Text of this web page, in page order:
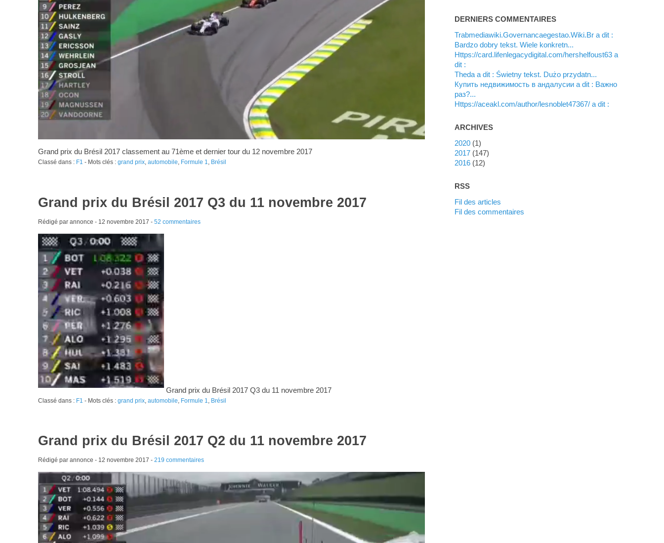
Grand prix du Brésil 2017 classement au 71ème et dernier tour du 12 novembre 2017
Classé dans : F1 - Mots clés : grand prix, automobile Formule 1 Brésil
Grand prix du Brésil 2017 Q3 du 11 novembre 2017
Rédigé par annonce - 12 novembre 2017 - 52 commentaires
Grand prix du Brésil 2017 Q3 du 11 novembre 2017
Classé dans : F1 - Mots clés : grand prix, automobile Formule 1 Brésil
Grand prix du Brésil 2017 Q2 du 11 novembre 2017
Rédigé par annonce - 12 novembre 2017 - 219 commentaires
DERNIERS COMMENTAIRES
Trabmediawiki.Governancaegestao.Wiki.Br a dit :
Bardzo dobry tekst. Wiele konkretn...
https://card.lifenlegacydigital.com/hershelfoust63 a
dit :
Theda a dit : Świetny tekst. Dużo przydatn...
купить недвижимость в андалусии a dit : Важно
раз?...
https://aceakl.com/author/lesnoblet47367/ a dit :
ARCHIVES
2020 (1)
2017 (147)
2016 (12)
RSS
Fil des articles
Fil des commentaires